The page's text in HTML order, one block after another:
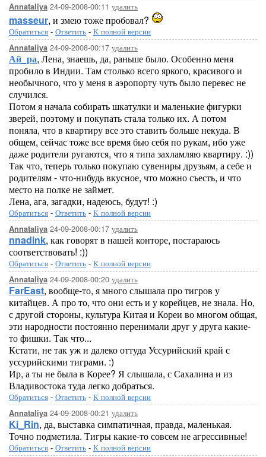
Annataliya 24-09-2008-00:11 удалить
masseur, и змею тоже пробовал?
Обратиться - Ответить - К полной версии
Annataliya 24-09-2008-00:17 удалить
Ай_ра, Лена, знаешь, да, раньше было. Особенно меня
пробило в Индии. Там столько всего яркого, красивого и
необычного, что у меня в аэропорту чуть было перевес не
случился.
Потом я начала собирать шкатулки и маленькие фигурки
зверей, поэтому и покупать стала только их. А потом
поняла, что в квартиру все это ставить больше некуда. В
общем, сейчас тоже все время бью себя по рукам, ибо уже
даже родители ругаются, что я типа захламляю квартиру. :))
Так что, теперь только покупаю сувениры друзьям, а себе и
родителям - что-нибудь вкусное, что можно съесть, и что
место на полке не займет.
Лена, ага, загадки, надеюсь, будут! :)
Обратиться - Ответить - К полной версии
Annataliya 24-09-2008-00:17 удалить
nnadink, как говорят в нашей конторе, постараюсь
соответствовать! :))
Обратиться - Ответить - К полной версии
Annataliya 24-09-2008-00:20 удалить
FarEast, вообще-то, я много слышала про тигров у
китайцев. А про то, что они есть и у корейцев, не знала. Но,
с другой стороны, культура Китая и Кореи во многом общая,
эти народности постоянно перенимали друг у друга какие-
то фишки. Так что...
Кстати, не так уж и далеко оттуда Уссурийский край с
уссурийскими тиграми. :)
Ир, а ты не была в Корее? Я слышала, с Сахалина и из
Владивостока туда легко добраться.
Обратиться - Ответить - К полной версии
Annataliya 24-09-2008-00:21 удалить
Ki_Rin, да, выставка симпатичная, правда, маленькая.
Точно подметила. Тигры какие-то совсем не агрессивные!
Обратиться - Ответить - К полной версии